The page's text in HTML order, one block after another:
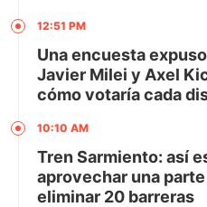
12:51 PM
Una encuesta
Javier Milei y Axel
cómo votaría cada
10:10 AM
Tren Sarmiento: así
aprovechar una
eliminar 20 barreras